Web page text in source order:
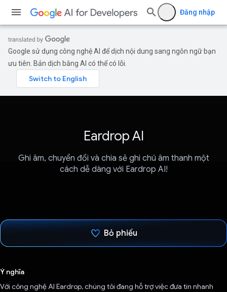
Đăng nhập
Google sử dụng công nghệ AI để dịch nội dung sang ngôn ngữ bạn
ưu tiên. Bản dịch bằng AI có thể có lỗi.
Eardrop AI
Ghi âm, chuyển đổi và chia sẻ ghi chú âm thanh một
cách dễ dàng với Eardrop AI!
Bỏ phiếu
Ý nghĩa
Với công nghệ AI Eardrop, chúng tôi đang hỗ trợ việc đưa tin nhanh